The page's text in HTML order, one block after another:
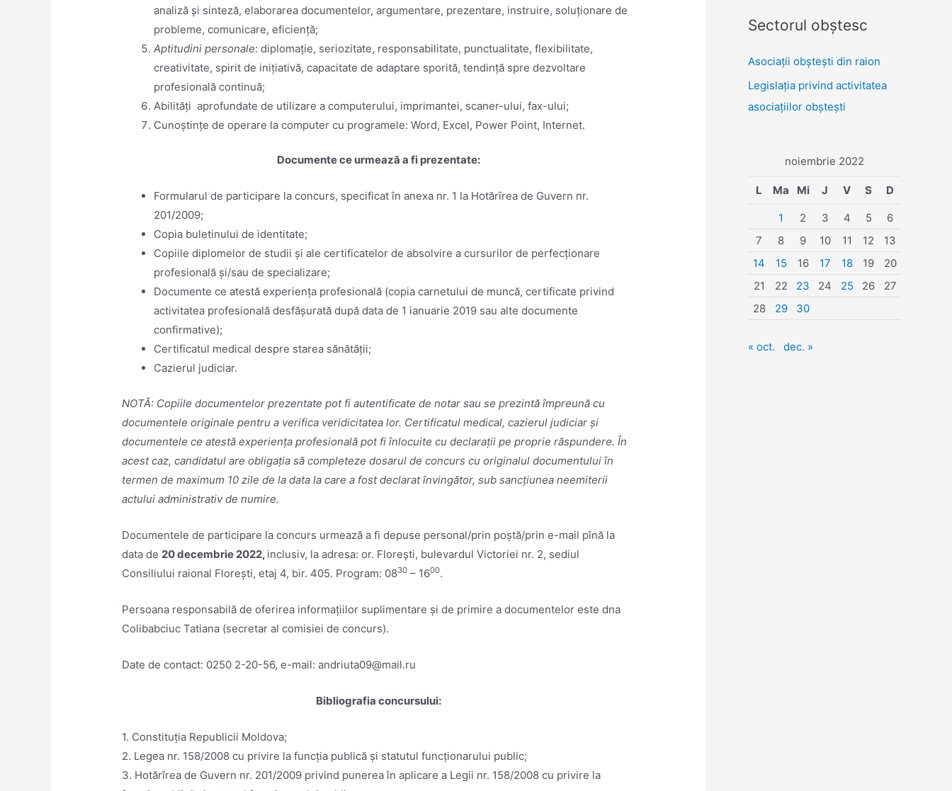
analiză și sinteză, elaborarea documentelor, argumentare, prezentare, instruire, soluționare de
probleme, comunicare, eficiență;
Aptitudini personale: diplomație, seriozitate, responsabilitate, punctualitate, flexibilitate,
creativitate, spirit de inițiativă, capacitate de adaptare sporită, tendință spre dezvoltare
profesională continuă;
Abilități aprofundate de utilizare a computerului, imprimantei, scaner-ului, fax-ului;
Cunoștințe de operare la computer cu programele: Word, Excel, Power Point, Internet.
Documente ce urmează a fi prezentate:
Formularul de participare la concurs, specificat în anexa nr. 1 la Hotărîrea de Guvern nr.
201/2009;
Copia buletinului de identitate;
Copiile diplomelor de studii și ale certificatelor de absolvire a cursurilor de perfecționare
profesională și/sau de specializare;
Documente ce atestă experiența profesională (copia carnetului de muncă, certificate privind
activitatea profesională desfășurată după data de 1 ianuarie 2019 sau alte documente
confirmative);
Certificatul medical despre starea sănătății;
Cazierul judiciar.
NOTĂ: Copiile documentelor prezentate pot fi autentificate de notar sau se prezintă împreună cu
documentele originale pentru a verifica veridicitatea lor. Certificatul medical, cazierul judiciar și
documentele ce atestă experiența profesională pot fi înlocuite cu declarații pe proprie răspundere. În
acest caz, candidatul are obligația să completeze dosarul de concurs cu originalul documentului în
termen de maximum 10 zile de la data la care a fost declarat învingător, sub sancțiunea neemiterii
actului administrativ de numire.
Documentele de participare la concurs urmează a fi depuse personal/prin poştă/prin e-mail pînă la
data de 20 decembrie 2022, inclusiv, la adresa: or. Florești, bulevardul Victoriei nr. 2, sediul
Consiliului raional Florești, etaj 4, bir. 405. Program: 0830 – 1600.
Persoana responsabilă de oferirea informațiilor suplimentare și de primire a documentelor este dna
Colibabciuc Tatiana (secretar al comisiei de concurs).
Date de contact: 0250 2-20-56, e-mail: andriuta09@mail.ru
Bibliografia concursului:
1. Constituția Republicii Moldova;
2. Legea nr. 158/2008 cu privire la funcția publică și statutul funcționarului public;
3. Hotărîrea de Guvern nr. 201/2009 privind punerea în aplicare a Legii nr. 158/2008 cu privire la
Sectorul obştesc
Asociaţii obşteşti din raion
Legislaţia privind activitatea
asociaţiilor obşteşti
noiembrie 2022
L Ma Mi J V S D
1 2 3 4 5
6
7
8 9 10 11 12
13
14
15 16 17 18 19
20
21
22 23 24 25 26
27
28
29 30
« oct. dec. »